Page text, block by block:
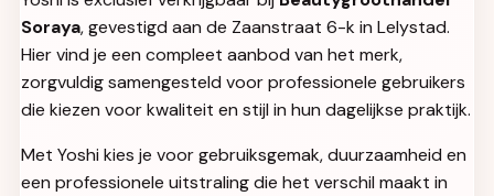
Soraya, gevestigd aan de Zaanstraat 6-k in Lelystad.
Hier vind je een compleet aanbod van het merk,
zorgvuldig samengesteld voor professionele gebruikers
die kiezen voor kwaliteit en stijl in hun dagelijkse praktijk.
Met Yoshi kies je voor gebruiksgemak, duurzaamheid en
een professionele uitstraling die het verschil maakt in